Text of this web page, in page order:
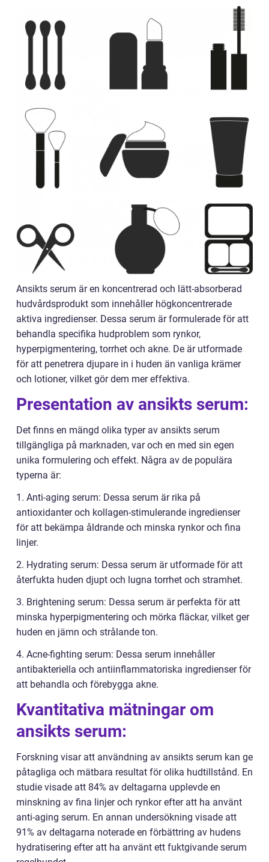
Ansikts serum är en koncentrerad och lätt-absorberad
hudvårdsprodukt som innehåller högkoncentrerade
aktiva ingredienser. Dessa serum är formulerade för att
behandla specifika hudproblem som rynkor,
hyperpigmentering, torrhet och akne. De är utformade
för att penetrera djupare in i huden än vanliga krämer
och lotioner, vilket gör dem mer effektiva.
Presentation av ansikts serum:
Det finns en mängd olika typer av ansikts serum
tillgängliga på marknaden, var och en med sin egen
unika formulering och effekt. Några av de populära
typerna är:
1. Anti-aging serum: Dessa serum är rika på
antioxidanter och kollagen-stimulerande ingredienser
för att bekämpa åldrande och minska rynkor och fina
linjer.
2. Hydrating serum: Dessa serum är utformade för att
återfukta huden djupt och lugna torrhet och stramhet.
3. Brightening serum: Dessa serum är perfekta för att
minska hyperpigmentering och mörka fläckar, vilket ger
huden en jämn och strålande ton.
4. Acne-fighting serum: Dessa serum innehåller
antibakteriella och antiinflammatoriska ingredienser för
att behandla och förebygga akne.
Kvantitativa mätningar om
ansikts serum:
Forskning visar att användning av ansikts serum kan ge
påtagliga och mätbara resultat för olika hudtillstånd. En
studie visade att 84% av deltagarna upplevde en
minskning av fina linjer och rynkor efter att ha använt
anti-aging serum. En annan undersökning visade att
91% av deltagarna noterade en förbättring av hudens
hydratisering efter att ha använt ett fuktgivande serum